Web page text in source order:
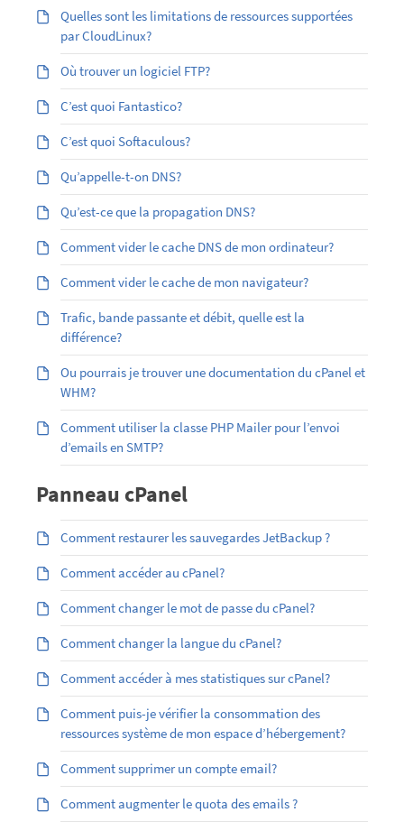
Quelles sont les limitations de ressources supportées
par CloudLinux?
Où trouver un logiciel FTP?
C’est quoi Fantastico?
C’est quoi Softaculous?
Qu’appelle-t-on DNS?
Qu’est-ce que la propagation DNS?
Comment vider le cache DNS de mon ordinateur?
Comment vider le cache de mon navigateur?
Trafic, bande passante et débit, quelle est la
différence?
Ou pourrais je trouver une documentation du cPanel et
WHM?
Comment utiliser la classe PHP Mailer pour l’envoi
d’emails en SMTP?
Panneau cPanel
Comment restaurer les sauvegardes JetBackup ?
Comment accéder au cPanel?
Comment changer le mot de passe du cPanel?
Comment changer la langue du cPanel?
Comment accéder à mes statistiques sur cPanel?
Comment puis-je vérifier la consommation des
ressources système de mon espace d’hébergement?
Comment supprimer un compte email?
Comment augmenter le quota des emails ?